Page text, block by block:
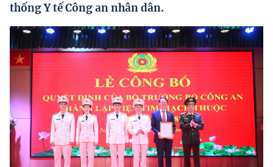
Kinh tế tư nhân
Doanh nghiệp dân tộc
Khác
Video
Photo
thống Y tế Công an nhân dân.